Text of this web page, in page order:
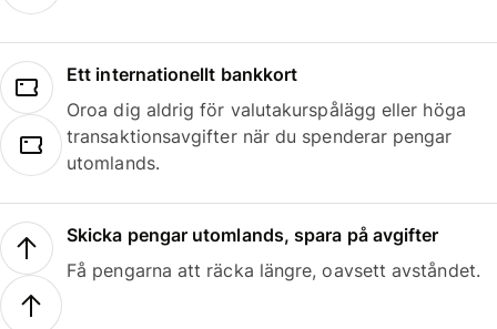
Ett internationellt bankkort
Oroa dig aldrig för valutakurspålägg eller höga
transaktionsavgifter när du spenderar pengar
utomlands.
Skicka pengar utomlands, spara på avgifter
Få pengarna att räcka längre, oavsett avståndet.